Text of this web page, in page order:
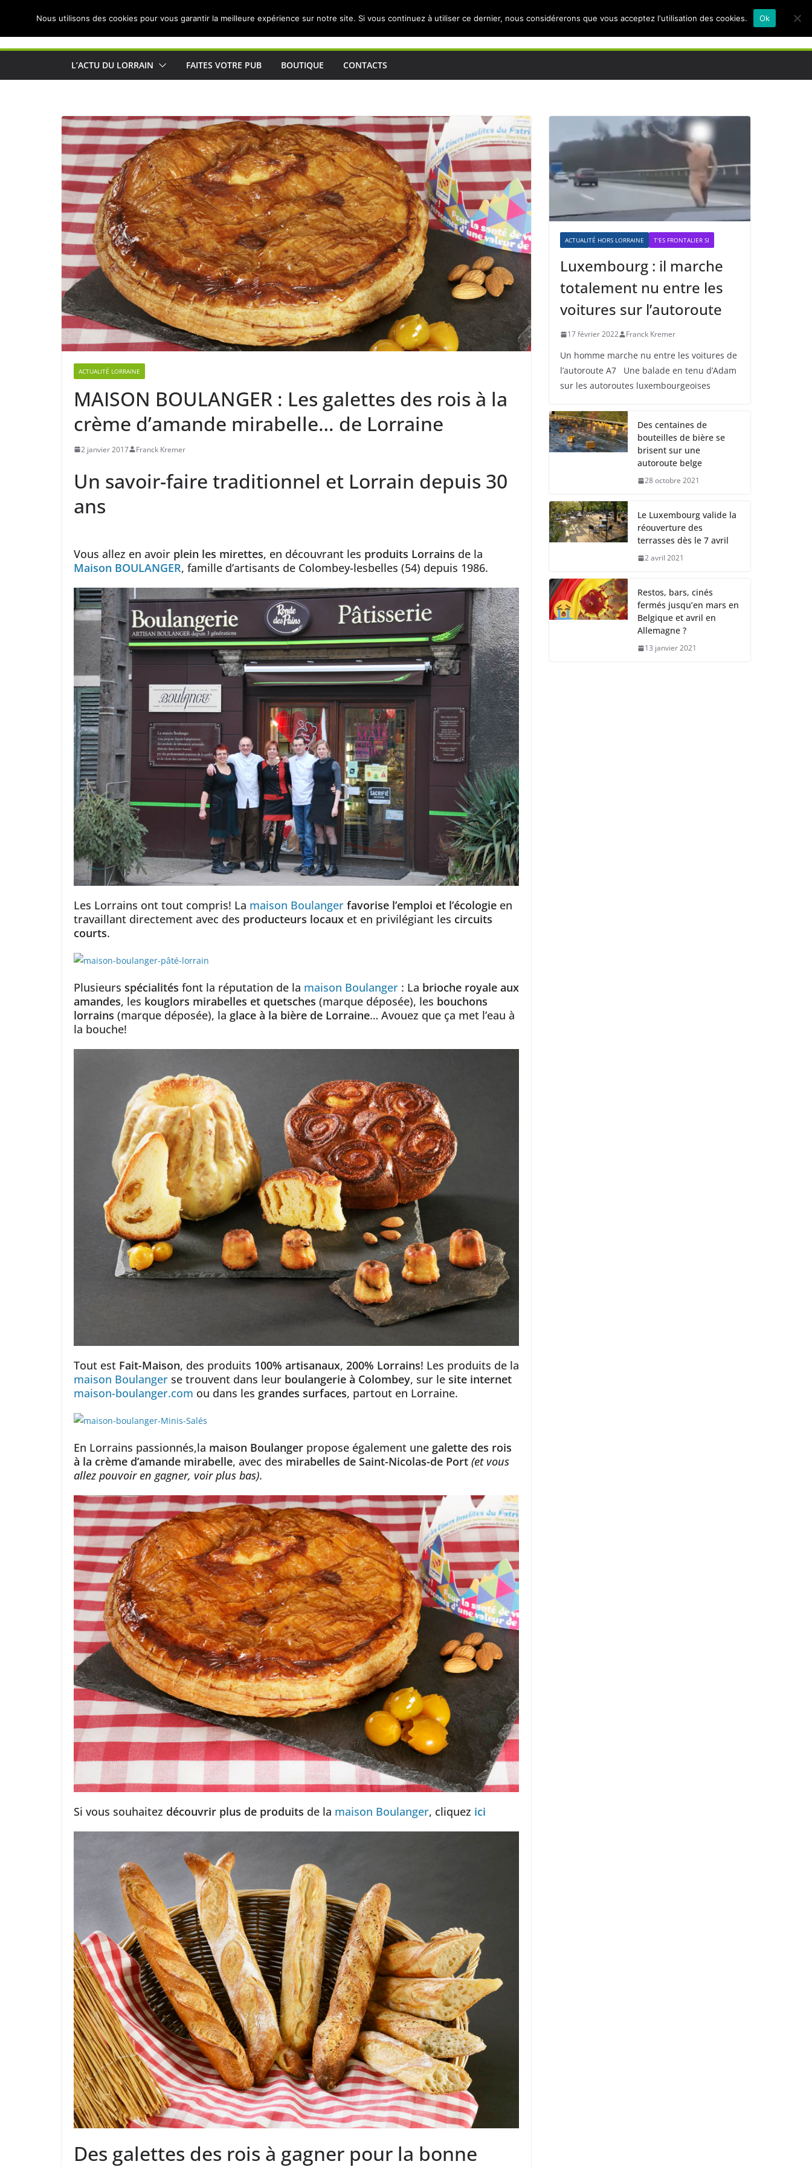
Actualités de Lorraine pour les Lorrains
L’ACTU DU LORRAIN FAITES VOTRE PUB BOUTIQUE CONTACTS
ACTUALITÉ LORRAINE
MAISON BOULANGER : Les galettes des rois à la
crème d’amande mirabelle… de Lorraine
2 janvier 2017 Franck Kremer
Un savoir-faire traditionnel et Lorrain depuis 30
ans
Vous allez en avoir plein les mirettes, en découvrant les produits Lorrains de la
Maison BOULANGER, famille d’artisants de Colombey-lesbelles (54) depuis 1986.
Les Lorrains ont tout compris! La maison Boulanger favorise l’emploi et l’écologie en
travaillant directement avec des producteurs locaux et en privilégiant les circuits
courts.
Plusieurs spécialités font la réputation de la maison Boulanger : La brioche royale aux
amandes, les kouglors mirabelles et quetsches (marque déposée), les bouchons
lorrains (marque déposée), la glace à la bière de Lorraine… Avouez que ça met l’eau à
la bouche!
Tout est Fait-Maison, des produits 100% artisanaux, 200% Lorrains! Les produits de la
maison Boulanger se trouvent dans leur boulangerie à Colombey, sur le site internet
maison-boulanger.com ou dans les grandes surfaces, partout en Lorraine.
En Lorrains passionnés,la maison Boulanger propose également une galette des rois
à la crème d’amande mirabelle, avec des mirabelles de Saint-Nicolas-de Port (et vous
allez pouvoir en gagner, voir plus bas).
Si vous souhaitez découvrir plus de produits de la maison Boulanger, cliquez ici
Des galettes des rois à gagner pour la bonne
ACTUALITÉ HORS LORRAINE T'ES FRONTALIER SI
Luxembourg : il marche
totalement nu entre les
voitures sur l’autoroute
17 février 2022 Franck Kremer
Un homme marche nu entre les voitures de
l’autoroute A7 Une balade en tenu d’Adam
sur les autoroutes luxembourgeoises
Des centaines de
bouteilles de bière se
brisent sur une
autoroute belge
28 octobre 2021
Le Luxembourg valide la
réouverture des
terrasses dès le 7 avril
2 avril 2021
Restos, bars, cinés
fermés jusqu’en mars en
Belgique et avril en
Allemagne ?
13 janvier 2021
Nous utilisons des cookies pour vous garantir la meilleure expérience sur notre site. Si vous continuez à utiliser ce dernier, nous considérerons que vous acceptez l'utilisation des cookies. Ok